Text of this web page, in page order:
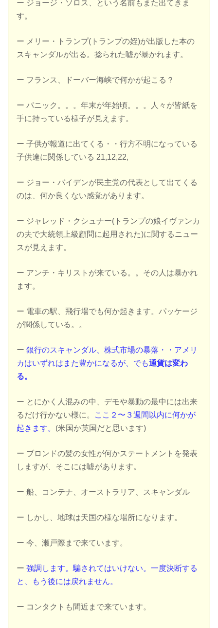
ー ジョージ・ソロス、という名前もまた出てきま
す。
ー メリー・トランプ(トランプの姪)が出版した本の
スキャンダルが出る。捻られた嘘が暴かれます。
ー フランス、ドーバー海峡で何かが起こる？
ー パニック。。。年末が年始頃。。。人々が皆紙を
手に持っている様子が見えます。
ー 子供が報道に出てくる・・行方不明になっている
子供達に関係している 21,12,22,
ー ジョー・バイデンが民主党の代表として出てくる
のは、何か良くない感覚があります。
ー ジャレッド・クシュナー(トランプの娘イヴァンカ
の夫で大統領上級顧問に起用された)に関するニュー
スが見えます。
ー アンチ・キリストが来ている。。その人は暴かれ
ます。
ー 電車の駅、飛行場でも何か起きます。パッケージ
が関係している。。
ー 銀行のスキャンダル、株式市場の暴落・・アメリ
カはいずれはまた豊かになるが、でも通貨は変わ
る。
ー とにかく人混みの中、デモや暴動の最中には出来
るだけ行かない様に。
ここ２〜３週間以内に何かが
起きます。 (米国か英国だと思います)
ー ブロンドの髪の女性が何かステートメントを発表
しますが、そこには嘘があります。
ー 船、コンテナ、オーストラリア、スキャンダル
ー しかし、地球は天国の様な場所になります。
ー 今、瀬戸際まで来ています。
ー 強調します。騙されてはいけない。一度決断する
と、もう後には戻れません。
ー コンタクトも間近まで来ています。